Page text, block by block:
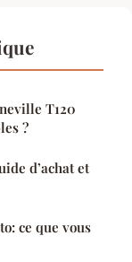
T120
?
d’achat et
ce que vous